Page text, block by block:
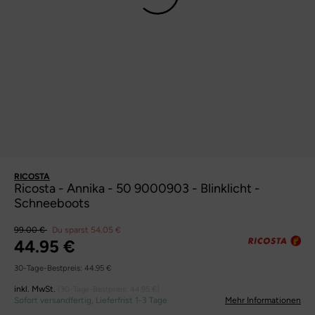
RICOSTA
Ricosta - Annika - 50 9000903 - Blinklicht -
Schneeboots
99.00 € Du sparst 54.05 €
44.95 €
30-Tage-Bestpreis: 44.95 €
inkl. MwSt.
Sofort versandfertig, Lieferfrist 1-3 Tage Mehr Informationen